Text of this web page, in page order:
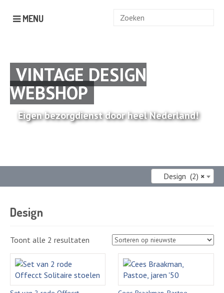
MENU
Zoek
VINTAGE DESIGN
WEBSHOP
Eigen bezorgdienst door heel Nederland!
×
Design (2)
Design
Toont alle 2 resultaten Gesorteerd